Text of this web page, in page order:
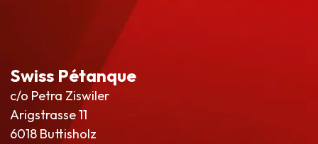
Swiss Pétanque
c/o Petra Ziswiler
Arigstrasse 11
6018 Buttisholz